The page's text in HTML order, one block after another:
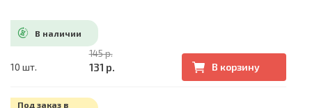
В наличии
10 шт.
145 р.
131 р. В корзину
Под заказ в